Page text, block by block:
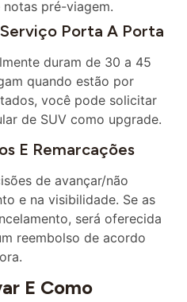
Porta A Porta
duram de 30 a 45
quando estão por
você pode solicitar
de SUV como upgrade.
E Remarcações
de avançar/não
e na visibilidade. Se as
será oferecida
reembolso de acordo
E Como